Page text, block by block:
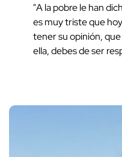
"A la pobre le han
es muy triste que
tener su opinión,
ella, debes de ser